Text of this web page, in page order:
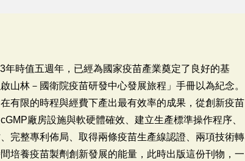
時值五週年，已經為國家疫苗產業奠定了良好的基
林－國衛院疫苗研發中心發展旅程」手冊以為紀念。
有限的時程與經費下產出最有效率的成果，從創新疫苗
廠房設施與軟硬體確效、建立生產標準操作程序、
完整專利佈局、取得兩條疫苗生產線認證、兩項技術轉
培養疫苗製劑創新發展的能量，此時出版這份刊物，一